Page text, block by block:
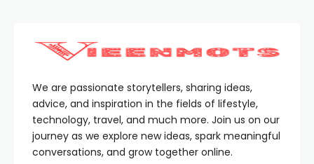
We are passionate storytellers, sharing ideas,
advice, and inspiration in the fields of lifestyle,
technology, travel, and much more. Join us on our
journey as we explore new ideas, spark meaningful
conversations, and grow together online.